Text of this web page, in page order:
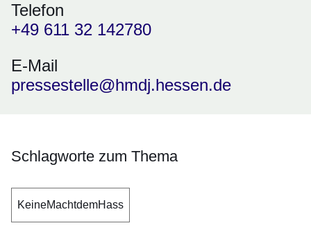
Telefon
+49 611 32 142780
E-Mail
pressestelle@hmdj.hessen.de
Schlagworte zum Thema
KeineMachtdemHass